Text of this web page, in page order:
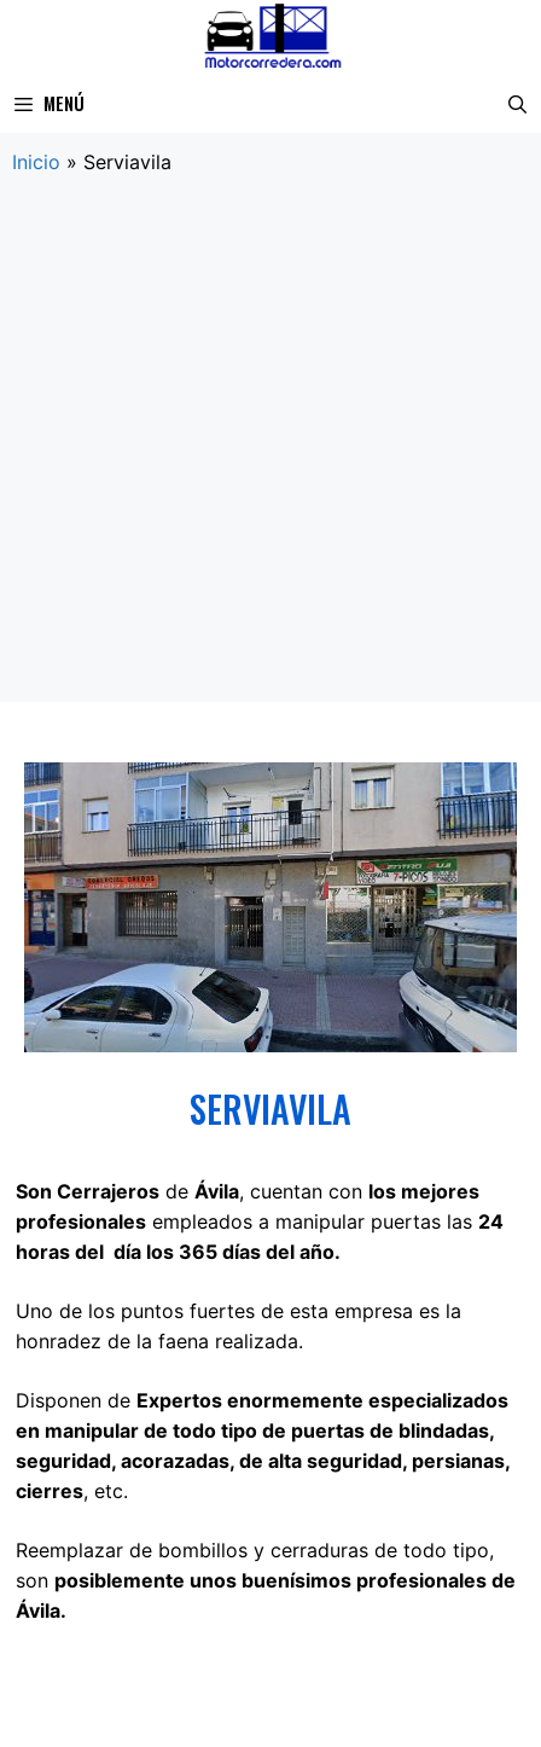
MENÚ
Inicio » Serviavila
SERVIAVILA
Son Cerrajeros de Ávila, cuentan con los mejores
profesionales empleados a manipular puertas las 24
horas del día los 365 días del año.
Uno de los puntos fuertes de esta empresa es la
honradez de la faena realizada.
Disponen de Expertos enormemente especializados
en manipular de todo tipo de puertas de blindadas,
seguridad, acorazadas, de alta seguridad, persianas,
cierres, etc.
Reemplazar de bombillos y cerraduras de todo tipo,
son posiblemente unos buenísimos profesionales de
Ávila.